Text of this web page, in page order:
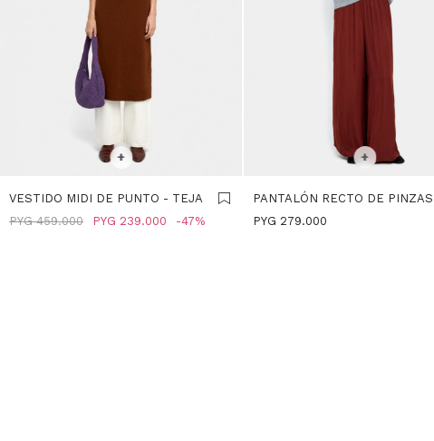
SELECCIONAR TALLE
+
VESTIDO MIDI DE PUNTO - TEJA
PYG 239.000
PYG 459.000 47
SELECCIONAR TALLE
+
PANTALÓN RECTO DE
TEJA
PYG 279.000